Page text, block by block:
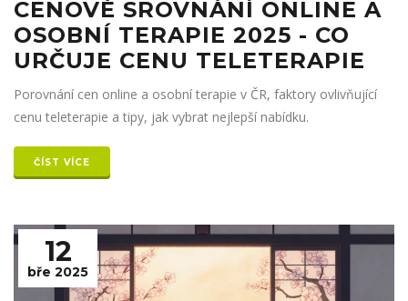
CENOVÉ SROVNÁNÍ ONLINE A
OSOBNÍ TERAPIE 2025 - CO
URČUJE CENU TELETERAPIE
Porovnání cen online a osobní terapie v ČR, faktory ovlivňující
cenu teleterapie a tipy, jak vybrat nejlepší nabídku.
ČÍST VÍCE
12
bře 2025